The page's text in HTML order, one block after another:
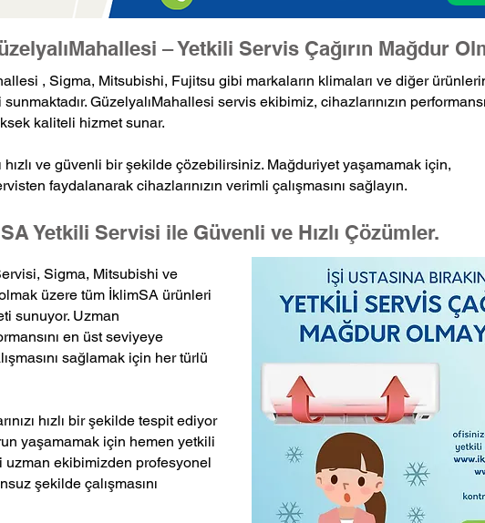
– Yetkili Servis Çağırın Mağdur
, Sigma, Mitsubishi, Fujitsu gibi markaların klimaları ve diğer
GüzelyalıMahallesi servis ekibimiz, cihazlarınızın
kaliteli hizmet sunar.
hızlı ve güvenli bir şekilde çözebilirsiniz. Mağduriyet yaşamamak için,
faydalanarak cihazlarınızın verimli çalışmasını sağlayın.
Yetkili Servisi ile Güvenli ve Hızlı Çözümler.
Sigma, Mitsubishi ve
üzere tüm İklimSA ürünleri
sunuyor. Uzman
en üst seviyeye
sağlamak için her türlü
hızlı bir şekilde tespit ediyor
yaşamamak için hemen yetkili
uzman ekibimizden profesyonel
şekilde çalışmasını